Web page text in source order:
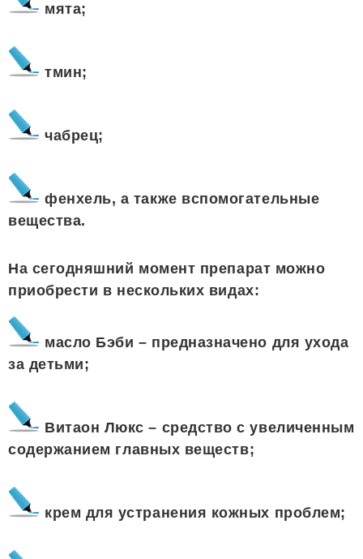
мята;
тмин;
чабрец;
фенхель, а также вспомогательные
вещества.
На сегодняшний момент препарат можно
приобрести в нескольких видах:
масло Бэби – предназначено для ухода
за детьми;
Витаон Люкс – средство с увеличенным
содержанием главных веществ;
крем для устранения кожных проблем;